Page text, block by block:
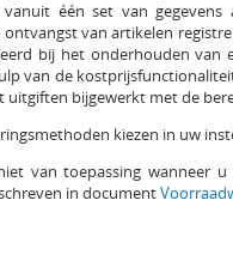
vanuit één set van
ontvangst van artikelen
bij het onderhouden van
van de
bijgewerkt met de
kiezen in uw
van toepassing wanneer u
in document